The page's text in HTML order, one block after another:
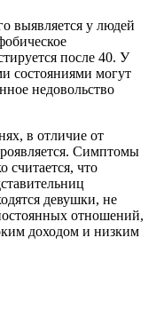
выявляется у людей
после 40. У
состояниями могут
недовольство
в отличие от
Симптомы
что
девушки, не
отношений,
доходом и низким